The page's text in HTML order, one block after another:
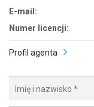
E-mail:
Numer licencji:
Profil agenta